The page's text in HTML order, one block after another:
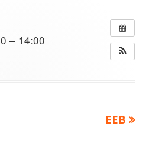
– 14:00
次
EEB